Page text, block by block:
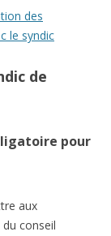
des
le syndic
de
pour
aux
conseil